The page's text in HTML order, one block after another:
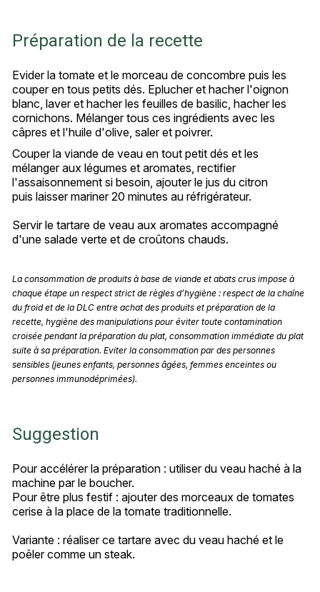
Préparation de la recette
Evider la tomate et le morceau de concombre puis les
couper en tous petits dés. Eplucher et hacher l'oignon
blanc, laver et hacher les feuilles de basilic, hacher les
cornichons. Mélanger tous ces ingrédients avec les
câpres et l'huile d'olive, saler et poivrer.
Couper la viande de veau en tout petit dés et les
mélanger aux légumes et aromates, rectifier
l'assaisonnement si besoin, ajouter le jus du citron
puis laisser mariner 20 minutes au réfrigérateur.
Servir le tartare de veau aux aromates accompagné
d'une salade verte et de croûtons chauds.
La consommation de produits à base de viande et abats crus impose à
chaque étape un respect strict de règles d’hygiène : respect de la chaîne
du froid et de la DLC entre achat des produits et préparation de la
recette, hygiène des manipulations pour éviter toute contamination
croisée pendant la préparation du plat, consommation immédiate du plat
suite à sa préparation. Eviter la consommation par des personnes
sensibles (jeunes enfants, personnes âgées, femmes enceintes ou
personnes immunodéprimées).
Suggestion
Pour accélérer la préparation : utiliser du veau haché à la
machine par le boucher.
Pour être plus festif : ajouter des morceaux de tomates
cerise à la place de la tomate traditionnelle.
Variante : réaliser ce tartare avec du veau haché et le
poêler comme un steak.